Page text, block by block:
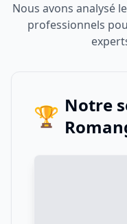
Nous avons analysé
professionnels
🏆 Notre